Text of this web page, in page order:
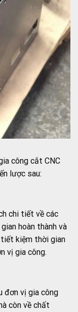
công cắt CNC
lược sau:
chi tiết về các
hoàn thành và
tiết kiệm thời gian
vị gia công.
đơn vị gia công
còn về chất